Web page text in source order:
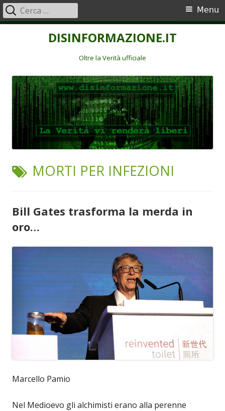
DISINFORMAZIONE.IT
Oltre la Verità ufficiale
Menu
principale
Menu
Ricerca
per:
TAG:
MORTI PER INFEZIONI
Bill Gates trasforma la merda in
oro…
Marcello Pamio
Nel Medioevo gli alchimisti erano alla perenne